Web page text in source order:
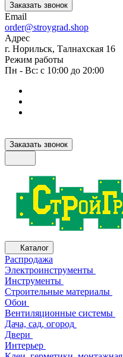
Заказать звонок
Email
order@stroygrad.shop
Адрес
г. Норильск, Талнахская 16
Режим работы
Пн - Вс: с 10:00 до 20:00
Заказать звонок
Каталог
Распродажа
Электроинструменты
Инструменты
Строительные материалы
Обои
Вентиляционные системы
Дача, сад, огород
Двери
Интерьер